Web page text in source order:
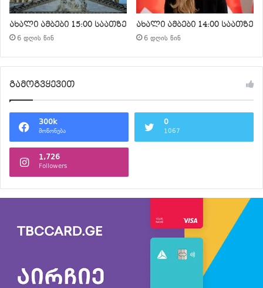
ახალი ამბები 15:00 საათზე
6 დღის წინ
ახალი ამბები 14:00 საათზე
6 დღის წინ
გამოგვყევით
300k
მოწონება
0
1067
1,726
Followers